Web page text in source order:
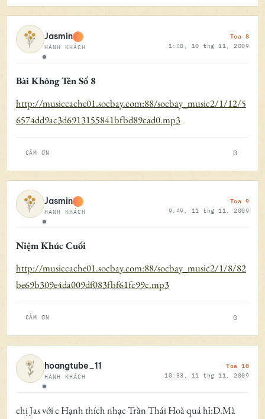
Ngoại tuyến
Jasmin
HÀNH KHÁCH
Toa 8
1:48, 10 thg 11, 2009
Bài Không Tên Số 8
http://musiccache01.socbay.com:88/socbay_music2/1/12/5
6574dd9ac3d6913155841bfbd89cad0.mp3
CẢM ƠN 0
Ngoại tuyến
Jasmin
HÀNH KHÁCH
Toa 9
9:49, 11 thg 11, 2009
Niệm Khúc Cuối
http://musiccache01.socbay.com:88/socbay_music2/1/8/82
be69b309e4da009df083fbf61fc99c.mp3
CẢM ƠN 0
Ngoại tuyến
hoangtube_11
HÀNH KHÁCH
Toa 10
10:33, 11 thg 11, 2009
chị Jas với c Hạnh thích nhạc Trần Thái Hoà quá hỉ:D.Mà